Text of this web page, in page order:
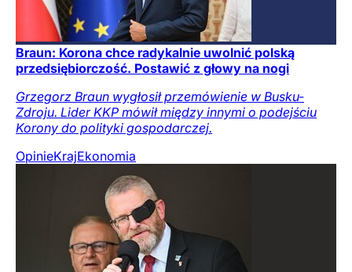
Braun: Korona chce radykalnie uwolnić polską
przedsiębiorczość. Postawić z głowy na nogi
Grzegorz Braun wygłosił przemówienie w Busku-
Zdroju. Lider KKP mówił między innymi o podejściu
Korony do polityki gospodarczej.
OpinieKrajEkonomia